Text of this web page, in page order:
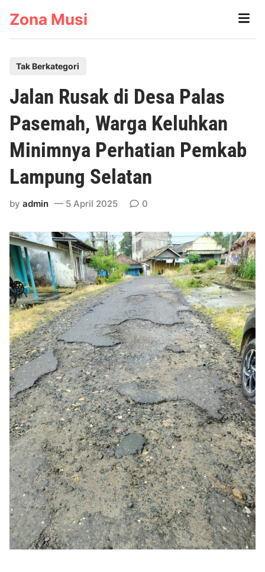
Zona Musi
Main
s
t
e
d
n
Tak Berkategori
Jalan Rusak di Desa Palas
Pasemah, Warga Keluhkan
Minimnya Perhatian Pemkab
Lampung Selatan
byadmin 5 April 2025 0